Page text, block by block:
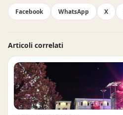
Facebook WhatsApp X
Articoli correlati